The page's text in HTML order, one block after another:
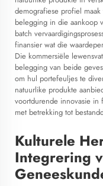
demografiese profiel
belegging in die aankoop
batch
finansier wat die
Die kommersiële
belegging van beide
om hul portefeuljes te
natuurlike produkte
voortdurende innovasie
met betrekking tot
Kulturele
Integrering